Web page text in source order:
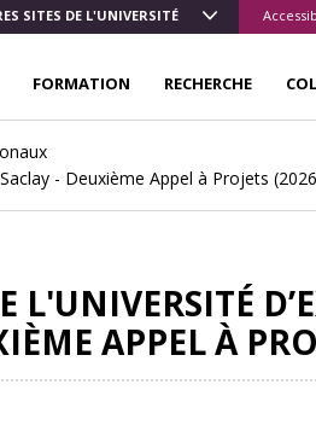
SITES DE L'UNIVERSITÉ
FORMATION RECHERCHE
- Deuxième Appel à Projets
APPEL À